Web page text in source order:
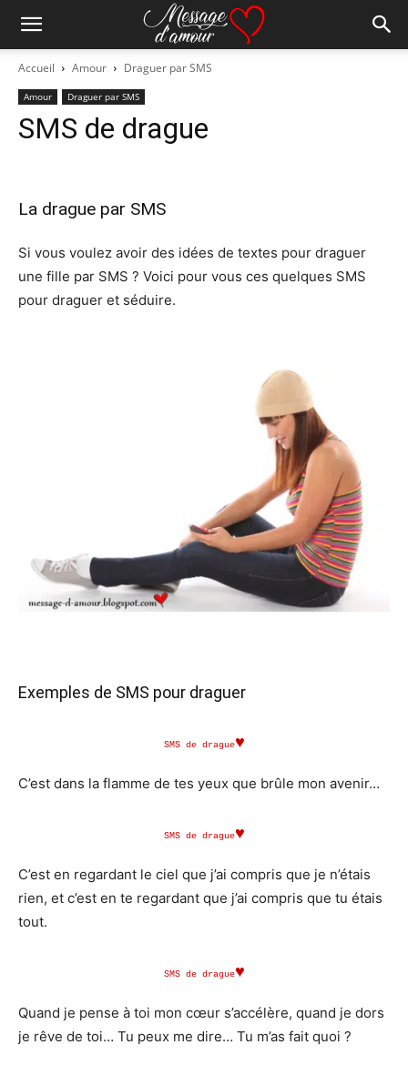
Accueil Amour Draguer par SMS
Amour Draguer par SMS
SMS de drague
La drague par SMS
Si vous voulez avoir des idées de textes pour draguer
une fille par SMS ? Voici pour vous ces quelques SMS
pour draguer et séduire.
Exemples de SMS pour draguer
SMS de drague♥
C’est dans la flamme de tes yeux que brûle mon avenir…
SMS de drague♥
C’est en regardant le ciel que j’ai compris que je n’étais
rien, et c’est en te regardant que j’ai compris que tu étais
tout.
SMS de drague♥
Quand je pense à toi mon cœur s’accélère, quand je dors
je rêve de toi… Tu peux me dire… Tu m’as fait quoi ?